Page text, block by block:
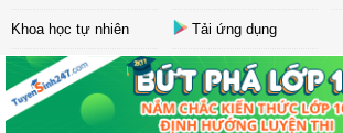
Khoa học tự nhiên Tải ứng dụng
Liên hệ|Chính sách
Copyright ©2017